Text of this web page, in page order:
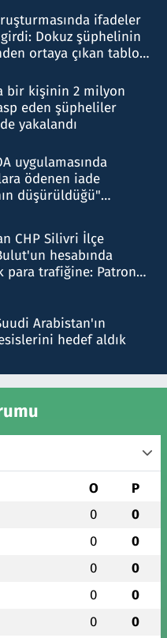
ifadeler
Dokuz şüphelinin
ortaya çıkan tablo
bir kişinin 2 milyon
eden şüpheliler
yakalandı
uygulamasında
ödenen iade
düşürüldüğü"
CHP Silivri İlçe
hesabında
para trafiğine: Patron
Arabistan'ın
hedef aldık
O P
0 0
0 0
0 0
0 0
0 0